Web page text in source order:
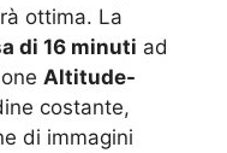
ottima. La
di 16 minuti ad
Altitude-
costante,
di immagini